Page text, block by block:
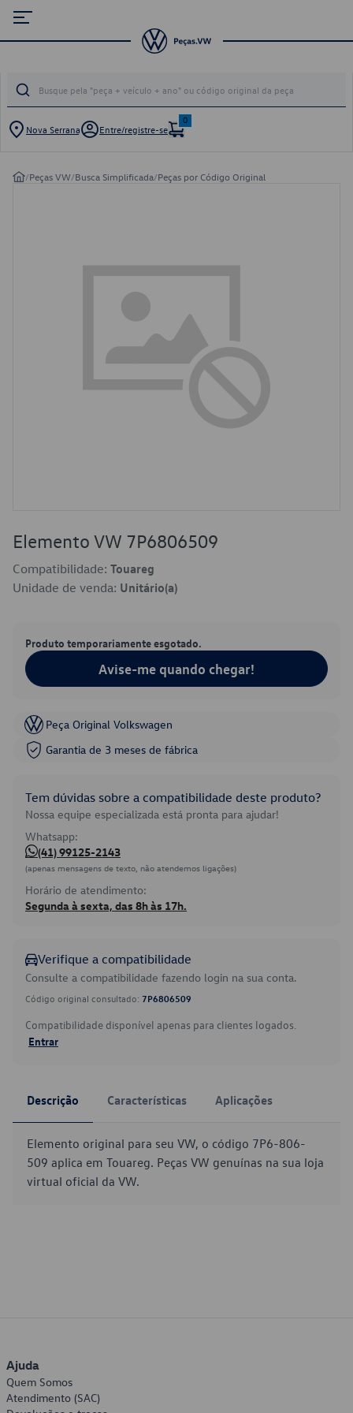
Nova Serrana Entre/registre-se
0
/Peças VW/Busca Simplificada/Peças por Código Original
Elemento VW 7P6806509
Compatibilidade: Touareg
Unidade de venda: Unitário(a)
Produto temporariamente esgotado.
Avise-me quando chegar!
Peça Original Volkswagen
Garantia de 3 meses de fábrica
Tem dúvidas sobre a compatibilidade deste produto?
Nossa equipe especializada está pronta para ajudar!
Whatsapp:
(41) 99125-2143
(apenas mensagens de texto, não atendemos ligações)
Horário de atendimento:
Segunda à sexta, das 8h às 17h.
Verifique a compatibilidade
Consulte a compatibilidade fazendo login na sua conta.
Código original consultado: 7P6806509
Compatibilidade disponível apenas para clientes logados.
Entrar
Descrição Características Aplicações
Elemento original para seu VW, o código 7P6-806-
509 aplica em Touareg. Peças VW genuínas na sua loja
virtual oficial da VW.
Ajuda
Quem Somos
Atendimento (SAC)